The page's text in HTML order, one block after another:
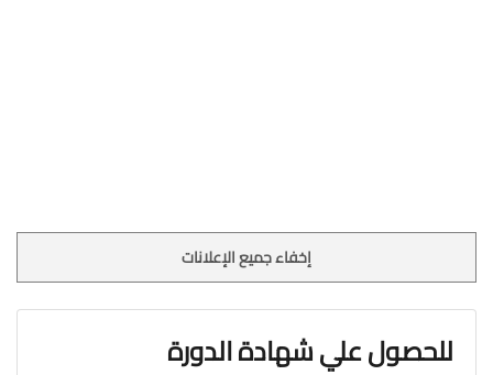
إخفاء جميع الإعلانات
للحصول علي شهادة الدورة